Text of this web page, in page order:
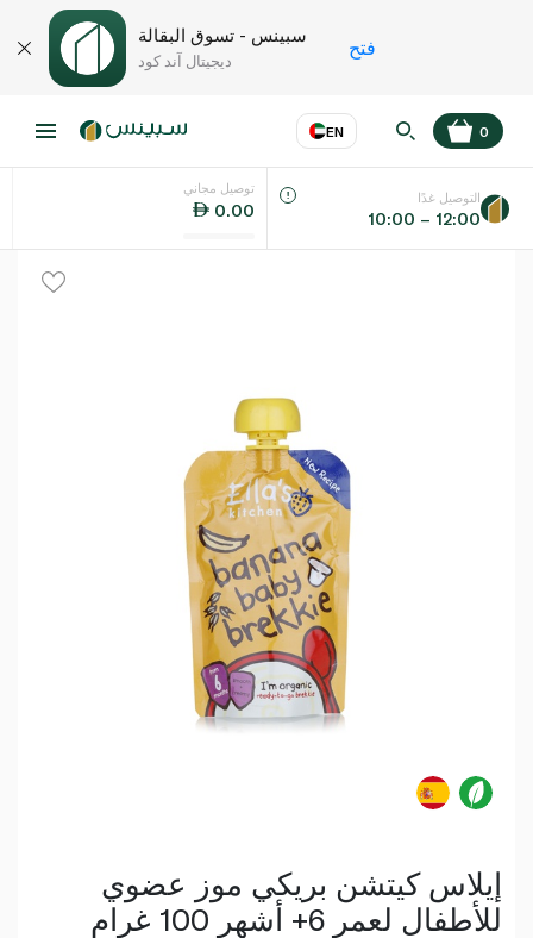
سبينس - تسوق البقالة
ديجيتال آند كود
فتح
EN
اللغة عر
0
توصيل مجاني
0.00
التوصيل غدًا
10:00 – 12:00
إيلاس كيتشن بريكي موز عضوي
للأطفال لعمر 6+ أشهر 100 غرام